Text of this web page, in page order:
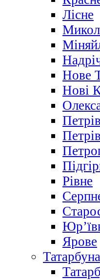
Лісне
Нове
Нові
Рівне
Ярове